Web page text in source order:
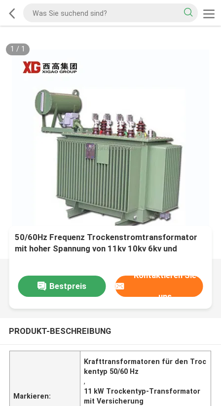
1 / 1
50/60Hz Frequenz Trockenstromtransformator
mit hoher Spannung von 11kv 10kv 6kv und
Bestpreis
Kontaktieren Sie
uns
PRODUKT-BESCHREIBUNG
Markieren:
Krafttransformatoren für den Troc
kentyp 50/60 Hz
,
11 kW Trockentyp-Transformator
mit Versicherung